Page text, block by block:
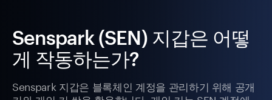
Senspark (SEN) 지갑은 어떻
게 작동하는가?
Senspark 지갑은 블록체인 계정을 관리하기 위해 공개